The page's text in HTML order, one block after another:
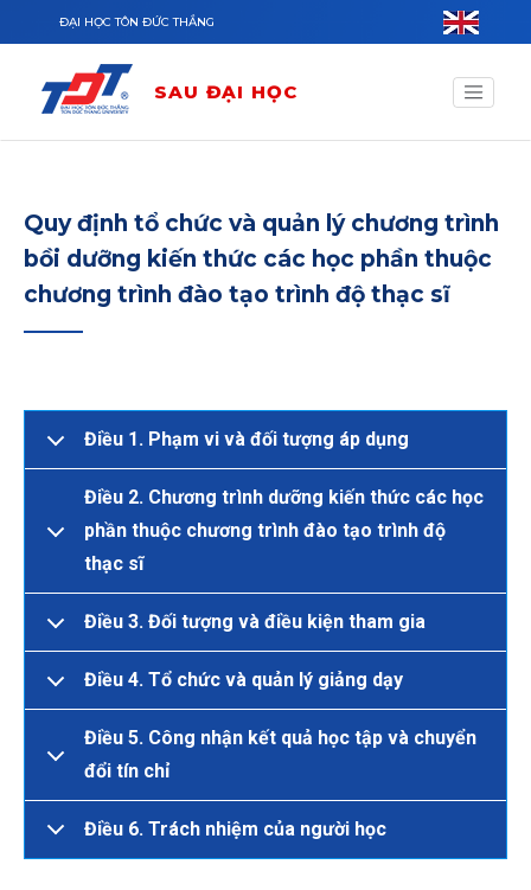
Nhảy đến nội dung
ĐẠI HỌC TÔN ĐỨC THẮNG
SAU ĐẠI HỌC
Quy định tổ chức và quản lý chương trình
bồi dưỡng kiến thức các học phần thuộc
chương trình đào tạo trình độ thạc sĩ
Điều 1. Phạm vi và đối tượng áp dụng
Điều 2. Chương trình dưỡng kiến thức các học
phần thuộc chương trình đào tạo trình độ
thạc sĩ
Điều 3. Đối tượng và điều kiện tham gia
Điều 4. Tổ chức và quản lý giảng dạy
Điều 5. Công nhận kết quả học tập và chuyển
đổi tín chỉ
Điều 6. Trách nhiệm của người học